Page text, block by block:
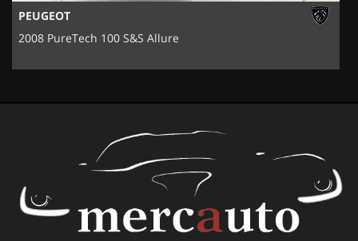
PEUGEOT
2008 PureTech 100 S&S Allure